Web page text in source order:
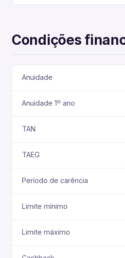
Condições
Anuidade
Anuidade 1º ano
TAN
TAEG
Período de carência
Limite mínimo
Limite máximo